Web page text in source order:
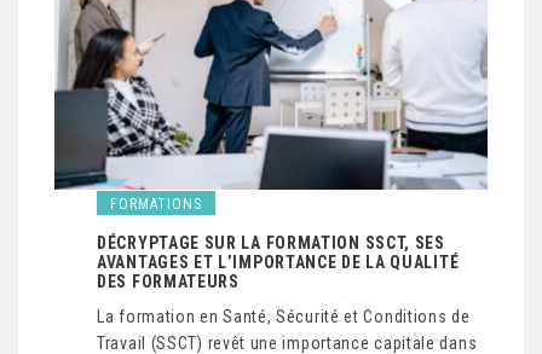
FORMATIONS
DÉCRYPTAGE SUR LA FORMATION SSCT, SES
AVANTAGES ET L’IMPORTANCE DE LA QUALITÉ
DES FORMATEURS
La formation en Santé, Sécurité et Conditions de
Travail (SSCT) revêt une importance capitale dans